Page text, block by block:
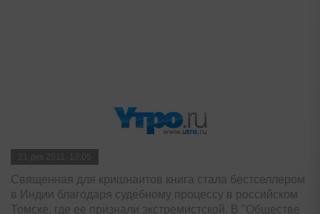
Священная для кришнаитов книга стала бестселлером
в Индии благодаря судебному процессу в российском
Томске, где ее признали экстремистской. В "Обществе